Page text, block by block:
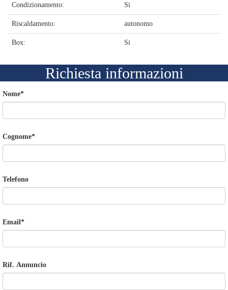
Condizionamento: Si
Riscaldamento: autonomo
Box: Si
Richiesta informazioni
Nome*
Cognome*
Telefono
Email*
Rif. Annuncio